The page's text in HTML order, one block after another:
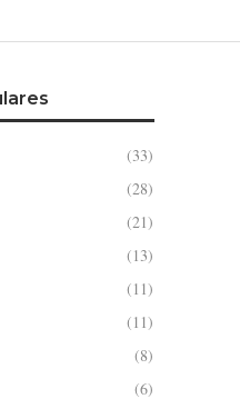
(33)
(28)
(21)
(13)
(11)
(11)
(8)
(6)